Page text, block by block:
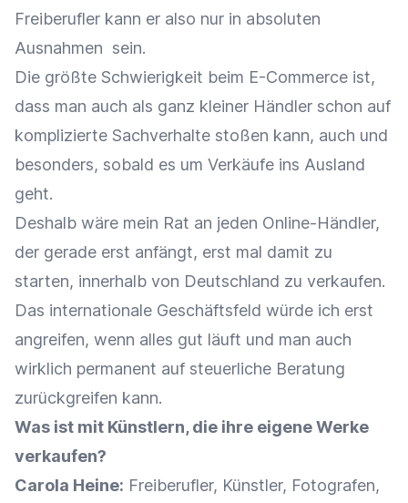
Freiberufler kann er also nur in absoluten
Ausnahmen sein.
Die größte Schwierigkeit beim E-Commerce ist,
dass man auch als ganz kleiner Händler schon auf
komplizierte Sachverhalte stoßen kann, auch und
besonders, sobald es um Verkäufe ins Ausland
geht.
Deshalb wäre mein Rat an jeden Online-Händler,
der gerade erst anfängt, erst mal damit zu
starten, innerhalb von Deutschland zu verkaufen.
Das internationale Geschäftsfeld würde ich erst
angreifen, wenn alles gut läuft und man auch
wirklich permanent auf steuerliche Beratung
zurückgreifen kann.
Was ist mit Künstlern, die ihre eigene Werke
verkaufen?
Carola Heine: Freiberufler, Künstler, Fotografen,